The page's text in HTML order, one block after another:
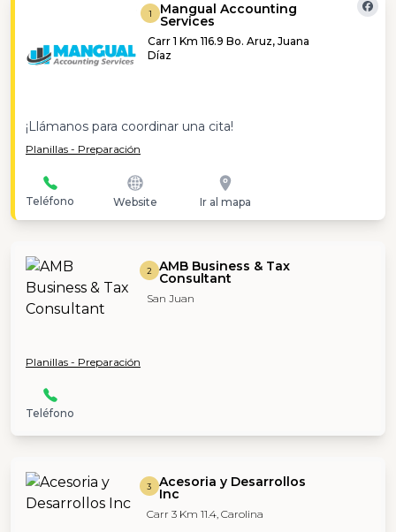
1 Mangual Accounting
Services
Carr 1 Km 116.9 Bo. Aruz, Juana
Díaz
¡Llámanos para coordinar una cita!
Planillas - Preparación
Teléfono Website Ir al mapa
2 AMB Business & Tax
Consultant
San Juan
Planillas - Preparación
Teléfono
3 Acesoria y Desarrollos
Inc
Carr 3 Km 11.4, Carolina